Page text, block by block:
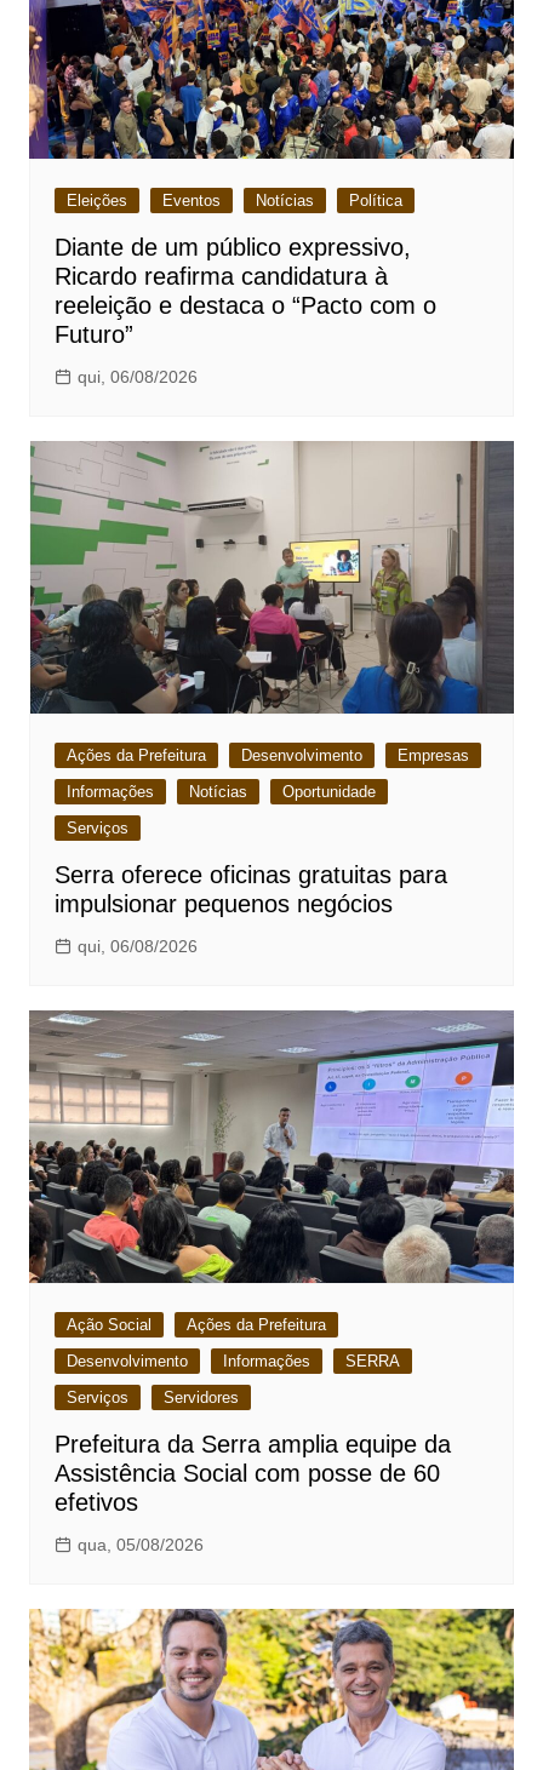
Eleições Eventos Notícias Política
Diante de um público expressivo,
Ricardo reafirma candidatura à
reeleição e destaca o “Pacto com o
Futuro”
qui, 06/08/2026
Ações da Prefeitura Desenvolvimento
Empresas
Informações
Notícias
Oportunidade
Serviços
Serra oferece oficinas gratuitas para
impulsionar pequenos negócios
qui, 06/08/2026
Ação Social
Ações da Prefeitura
Desenvolvimento
Informações
SERRA
Serviços
Servidores
Prefeitura da Serra amplia equipe da
Assistência Social com posse de 60
efetivos
qua, 05/08/2026